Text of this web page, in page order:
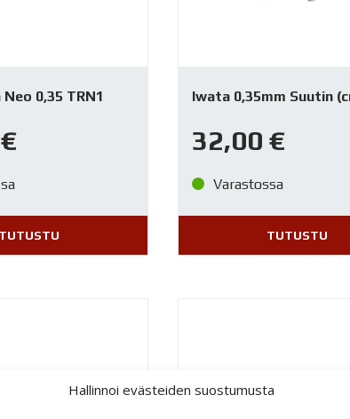
Hallinnoi evästeiden suostumusta
0,35 TRN1
€
TUTUSTU
Iwata 0,35mm Suutin
32,00€
Varastossa
TUTUSTU